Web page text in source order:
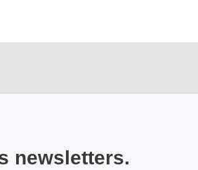
newsletters.